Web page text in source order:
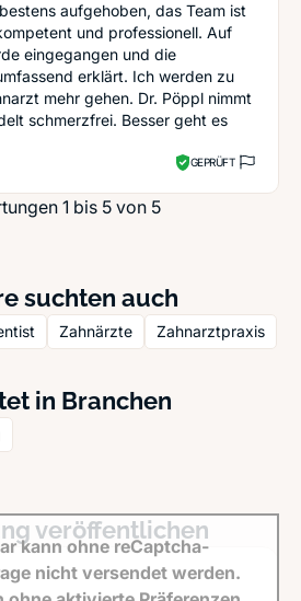
aufgehoben, das Team ist
und professionell. Auf
eingegangen und die
erklärt. Ich werden zu
mehr gehen. Dr. Pöppl nimmt
schmerzfrei. Besser geht es
GEPRÜFT
1 bis 5 von 5
suchten auch
Zahnärzte
Zahnarztpraxis
in Branchen
veröffentlichen
kann ohne reCaptcha-
nicht versendet werden.